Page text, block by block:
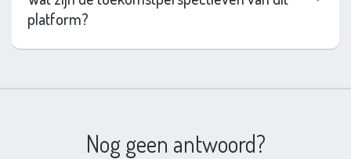
platform?
Nog geen antwoord?